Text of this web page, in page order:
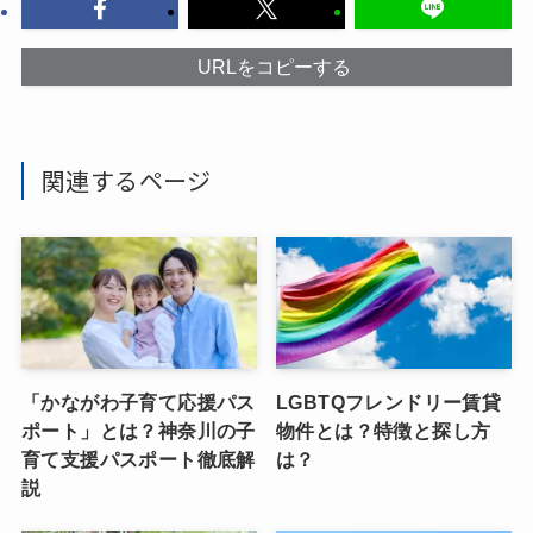
URLをコピーする
関連するページ
「かながわ子育て応援パス
ポート」とは？神奈川の子
育て支援パスポート徹底解
説
LGBTQフレンドリー賃貸
物件とは？特徴と探し方
は？